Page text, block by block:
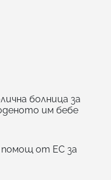
болница за
им бебе
помощ от ЕС за